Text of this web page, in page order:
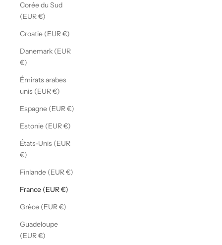
Corée du Sud
(EUR €)
Croatie (EUR €)
Danemark (EUR
€)
Émirats arabes
unis (EUR €)
Espagne (EUR €)
Estonie (EUR €)
États-Unis (EUR
€)
Finlande (EUR €)
France (EUR €)
Grèce (EUR €)
Guadeloupe
(EUR €)